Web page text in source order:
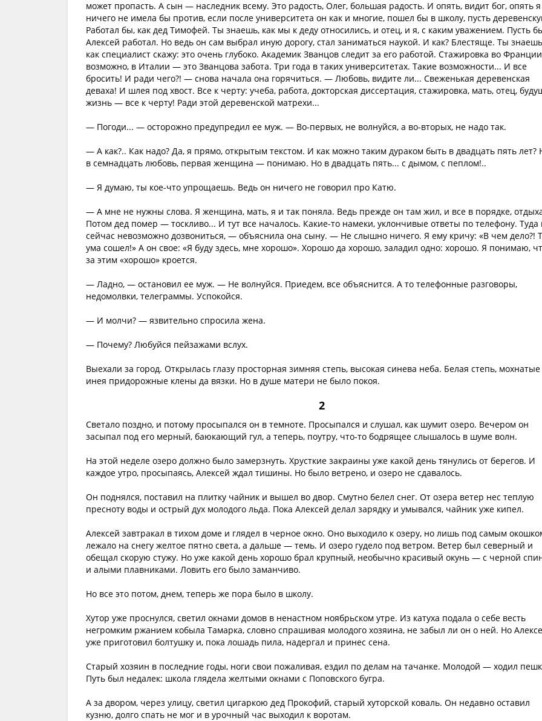
может пропасть. А сын — наследник всему. Это радость, Олег, большая радость. И опять, видит бог, опять я
ничего не имела бы против, если после университета он как и многие, пошел бы в школу, пусть
Работал бы, как дед Тимофей. Ты знаешь, как мы к деду относились, и отец, и я, с каким уважением. Пусть
Алексей работал. Но ведь он сам выбрал иную дорогу, стал заниматься наукой. И как? Блестяще. Ты
как специалист скажу: это очень глубоко. Академик Званцов следит за его работой. Стажировка во
возможно, в Италии — это Званцова забота. Три года в таких университетах. Такие возможности... И все
бросить! И ради чего?! — снова начала она горячиться. — Любовь, видите ли... Свеженькая деревенская
деваха! И шлея под хвост. Все к черту: учеба, работа, докторская диссертация, стажировка, мать, отец,
жизнь — все к черту! Ради этой деревенской матрехи...
— Погоди... — осторожно предупредил ее муж. — Во-первых, не волнуйся, а во-вторых, не надо так.
— А как?.. Как надо? Да, я прямо, открытым текстом. И как можно таким дураком быть в двадцать пять лет?
в семнадцать любовь, первая женщина — понимаю. Но в двадцать пять... с дымом, с пеплом!..
— Я думаю, ты кое-что упрощаешь. Ведь он ничего не говорил про Катю.
— А мне не нужны слова. Я женщина, мать, я и так поняла. Ведь прежде он там жил, и все в порядке,
Потом дед помер — тоскливо... И тут все началось. Какие-то намеки, уклончивые ответы по телефону. Туда
сейчас невозможно дозвониться, — объяснила она сыну. — Не слышно ничего. Я ему кричу: «В чем дело?!
ума сошел!» А он свое: «Я буду здесь, мне хорошо». Хорошо да хорошо, заладил одно: хорошо. Я понимаю,
за этим «хорошо» кроется.
— Ладно, — остановил ее муж. — Не волнуйся. Приедем, все объяснится. А то телефонные разговоры,
недомолвки, телеграммы. Успокойся.
— И молчи? — язвительно спросила жена.
— Почему? Любуйся пейзажами вслух.
Выехали за город. Открылась глазу просторная зимняя степь, высокая синева неба. Белая степь, мохнатые
инея придорожные клены да вязки. Но в душе матери не было покоя.
2
Светало поздно, и потому просыпался он в темноте. Просыпался и слушал, как шумит озеро. Вечером он
засыпал под его мерный, баюкающий гул, а теперь, поутру, что-то бодрящее слышалось в шуме волн.
На этой неделе озеро должно было замерзнуть. Хрусткие закраины уже какой день тянулись от берегов. И
каждое утро, просыпаясь, Алексей ждал тишины. Но было ветрено, и озеро не сдавалось.
Он поднялся, поставил на плитку чайник и вышел во двор. Смутно белел снег. От озера ветер нес теплую
пресноту воды и острый дух молодого льда. Пока Алексей делал зарядку и умывался, чайник уже кипел.
Алексей завтракал в тихом доме и глядел в черное окно. Оно выходило к озеру, но лишь под самым
лежало на снегу желтое пятно света, а дальше — темь. И озеро гудело под ветром. Ветер был северный и
обещал скорую стужу. Но уже какой день хорошо брал крупный, необычно красивый окунь — с черной
и алыми плавниками. Ловить его было заманчиво.
Но все это потом, днем, теперь же пора было в школу.
Хутор уже проснулся, светил окнами домов в ненастном ноябрьском утре. Из катуха подала о себе весть
негромким ржанием кобыла Тамарка, словно спрашивая молодого хозяина, не забыл ли он о ней. Но
уже приготовил болтушку и, пока лошадь пила, надергал и принес сена.
Старый хозяин в последние годы, ноги свои пожаливая, ездил по делам на тачанке. Молодой — ходил
Путь был недалек: школа глядела желтыми окнами с Поповского бугра.
А за двором, через улицу, светил цигаркою дед Прокофий, старый хуторской коваль. Он недавно оставил
кузню, долго спать не мог и в урочный час выходил к воротам.